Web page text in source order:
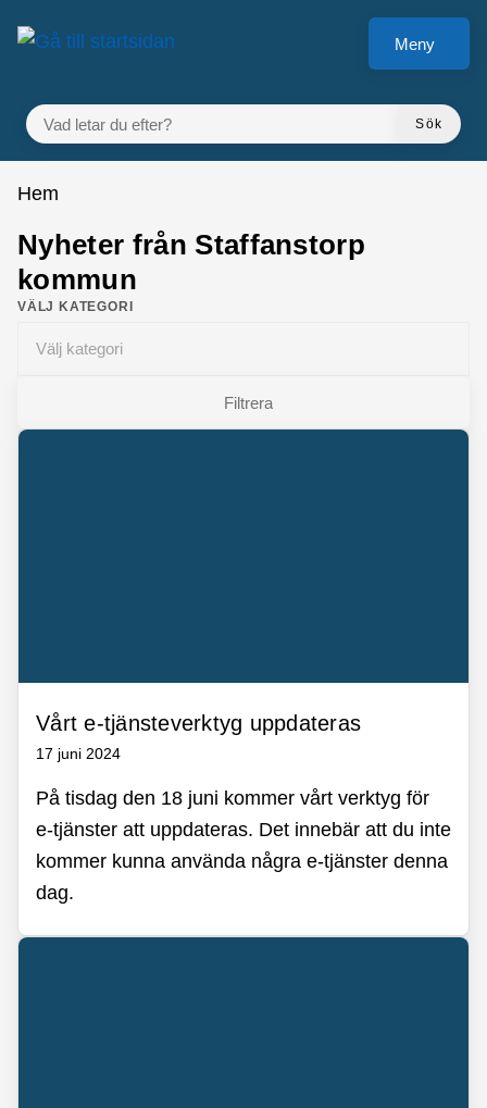
Gå till innehåll
Meny
VAD LETAR DU EFTER?
Sök
Du är här:
Hem
Nyheter från Staffanstorp
kommun
VÄLJ KATEGORI
Välj kategori
Filtrera
Matchande inlägg
Vårt e-tjänsteverktyg uppdateras
17 juni 2024
På tisdag den 18 juni kommer vårt verktyg för
e-tjänster att uppdateras. Det innebär att du inte
kommer kunna använda några e-tjänster denna
dag.